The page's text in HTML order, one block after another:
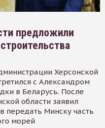
предложили
Херсонской
с Александром
в Беларусь. После
области заявил
передать Минску часть
морей